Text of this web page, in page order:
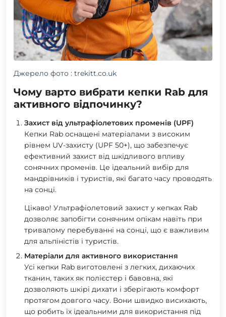
Джерело фото : trekitt.co.uk
Чому варто вибрати кепки Rab для
активного відпочинку?
Захист від ультрафіолетових променів (UPF)
Кепки Rab оснащені матеріалами з високим
рівнем UV-захисту (UPF 50+), що забезпечує
ефективний захист від шкідливого впливу
сонячних променів. Це ідеальний вибір для
мандрівників і туристів, які багато часу проводять
на сонці.
Цікаво! Ультрафіолетовий захист у кепках Rab
дозволяє запобігти сонячним опікам навіть при
тривалому перебуванні на сонці, що є важливим
для альпіністів і туристів.
Матеріали для активного використання
Усі кепки Rab виготовлені з легких, дихаючих
тканин, таких як полієстер і бавовна, які
дозволяють шкірі дихати і зберігають комфорт
протягом довгого часу. Вони швидко висихають,
що робить їх ідеальними для використання під